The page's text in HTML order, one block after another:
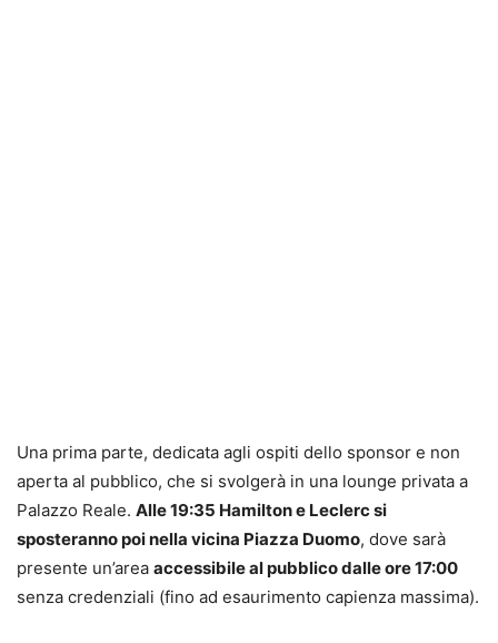
Una prima parte, dedicata agli ospiti dello sponsor e non
aperta al pubblico, che si svolgerà in una lounge privata a
Palazzo Reale. Alle 19:35 Hamilton e Leclerc si
sposteranno poi nella vicina Piazza Duomo, dove sarà
presente un’area accessibile al pubblico dalle ore 17:00
senza credenziali (fino ad esaurimento capienza massima).